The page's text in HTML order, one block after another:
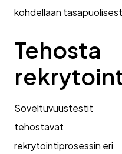
kohdellaan
Tehosta
Soveltuvuustestit
tehostavat
rekrytointiprosessin eri